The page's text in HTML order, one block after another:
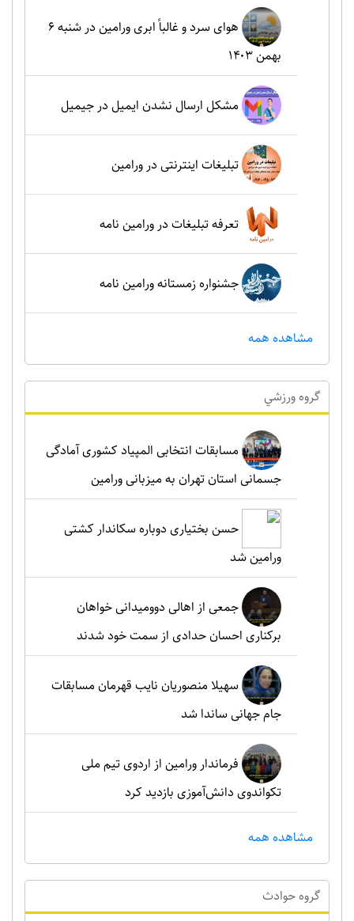
هوای سرد و غالباً ابری ورامین در شنبه ۶
بهمن ۱۴۰۳
مشکل ارسال نشدن ایمیل در جیمیل
تبلیغات اینترنتی در ورامین
تعرفه تبلیغات در ورامین نامه
جشنواره زمستانه ورامین نامه
مشاهده همه
گروه ورزشي
مسابقات انتخابی المپیاد کشوری آمادگی
جسمانی استان تهران به میزبانی ورامین
حسن بختیاری دوباره سکاندار کشتی
ورامین شد
جمعی از اهالی دوومیدانی خواهان
برکناری احسان حدادی از سمت خود شدند
سهیلا منصوریان نایب قهرمان مسابقات
جام جهانی ساندا شد
فرماندار ورامین از اردوی تیم ملی
تکواندوی دانش‌آموزی بازدید کرد
مشاهده همه
گروه حوادث